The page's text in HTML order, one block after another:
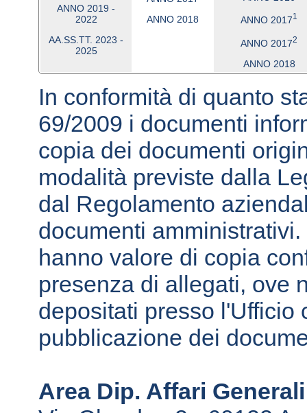
ANNO 2019 -
2022
AA.SS.TT. 2023 -
2025
ANNO 2018
ANNO 20171
ANNO 20172
ANNO 2018
In conformità di quanto
69/2009 i documenti
copia dei documenti
modalità previste dalla
dal Regolamento
documenti
hanno valore di copia
presenza di allegati, ove
depositati presso l'Ufficio
pubblicazione dei
Area Dip. Affari